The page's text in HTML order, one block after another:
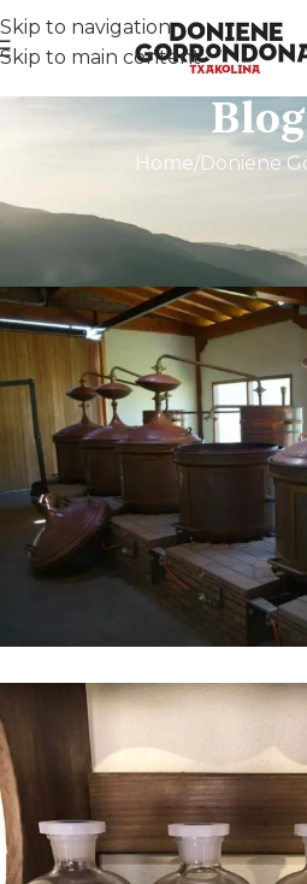
Skip to navigation
Skip to main content
Home Doniene
Destilatzeko
donie20425wp On 4